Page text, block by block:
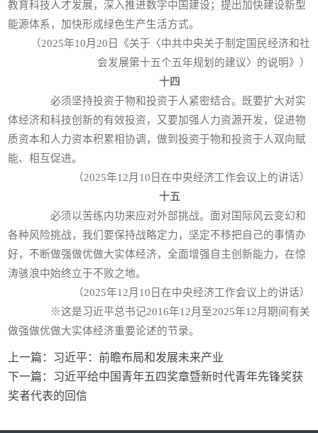
教育科技人才发展，深入推进数字中国建设；提出加快建设新型
能源体系，加快形成绿色生产生活方式。
（2025年10月20日《关于〈中共中央关于制定国民经济和社
会发展第十五个五年规划的建议〉的说明》）
十四
必须坚持投资于物和投资于人紧密结合。既要扩大对实
体经济和科技创新的有效投资，又要加强人力资源开发，促进物
质资本和人力资本积累相协调，做到投资于物和投资于人双向赋
能、相互促进。
（2025年12月10日在中央经济工作会议上的讲话）
十五
必须以苦练内功来应对外部挑战。面对国际风云变幻和
各种风险挑战，我们要保持战略定力，坚定不移把自己的事情办
好，不断做强做优做大实体经济，全面增强自主创新能力，在惊
涛骇浪中始终立于不败之地。
（2025年12月10日在中央经济工作会议上的讲话）
※这是习近平总书记2016年12月至2025年12月期间有关
做强做优做大实体经济重要论述的节录。
上一篇： 习近平：前瞻布局和发展未来产业
下一篇： 习近平给中国青年五四奖章暨新时代青年先锋奖获
奖者代表的回信